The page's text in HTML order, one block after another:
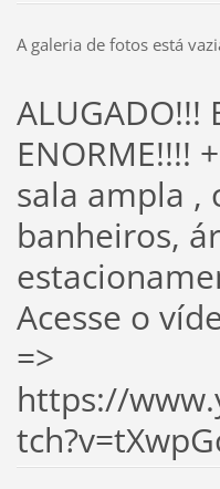
A galeria de fotos está
ENORME!!!!
sala ampla ,
banheiros,
Acesse o
=>
https://